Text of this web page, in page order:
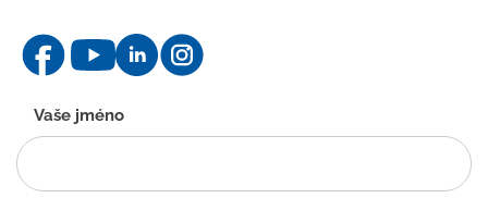
Kontaktní
formulář
-
CZ
Vaše jméno